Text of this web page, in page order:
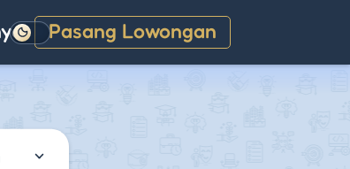
Pasang Lowongan
Gelap